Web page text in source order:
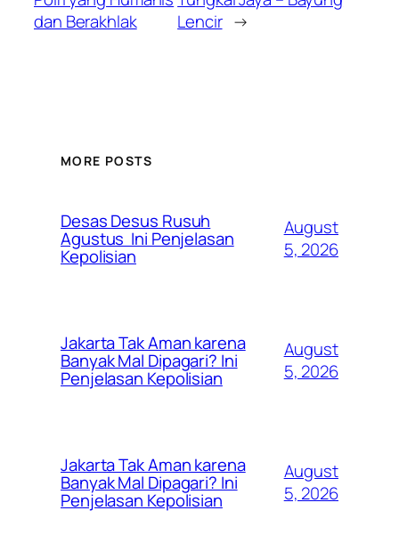
dan Berakhlak
Lencir →
MORE POSTS
Desas Desus Rusuh
Agustus Ini Penjelasan
Kepolisian
August
5, 2026
Jakarta Tak Aman karena
Banyak Mal Dipagari? Ini
Penjelasan Kepolisian
August
5, 2026
Jakarta Tak Aman karena
Banyak Mal Dipagari? Ini
Penjelasan Kepolisian
August
5, 2026